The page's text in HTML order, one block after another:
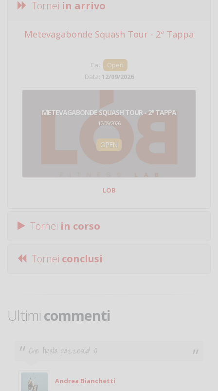
Tornei in arrivo
Metevagabonde Squash Tour - 2ª Tappa
Cat:
Open
Data: 12/09/2026
METEVAGABONDE SQUASH TOUR - 2ª TAPPA
12/09/2026
OPEN
LOB
Tornei in corso
Tornei conclusi
Ultimi commenti
Ciao. Sono a Treviglio da poco e vorrei tornare a
giocare. Se sei in zona e puoi giocare fammi sapere.
Michele